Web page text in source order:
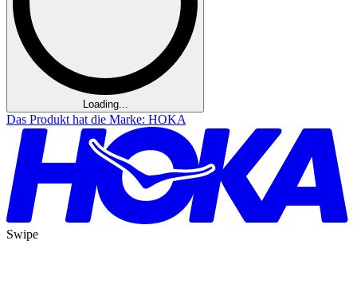
Loading...
Das Produkt hat die Marke: HOKA
Swipe